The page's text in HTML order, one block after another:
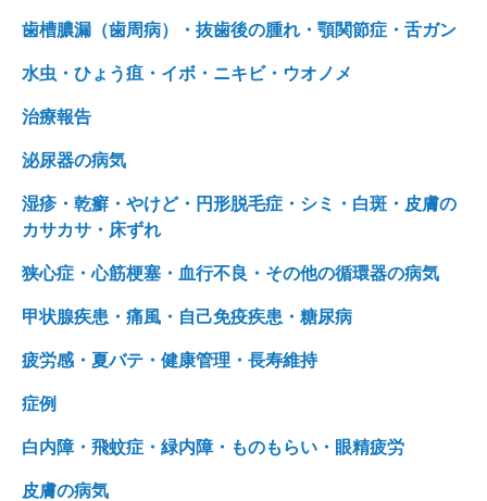
歯槽膿漏（歯周病）・抜歯後の腫れ・顎関節症・舌ガン
水虫・ひょう疽・イボ・ニキビ・ウオノメ
治療報告
泌尿器の病気
湿疹・乾癬・やけど・円形脱毛症・シミ・白斑・皮膚の
カサカサ・床ずれ
狭心症・心筋梗塞・血行不良・その他の循環器の病気
甲状腺疾患・痛風・自己免疫疾患・糖尿病
疲労感・夏バテ・健康管理・長寿維持
症例
白内障・飛蚊症・緑内障・ものもらい・眼精疲労
皮膚の病気